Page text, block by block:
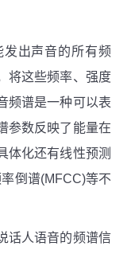
出声音的所有频
将这些频率、强度
频谱是一种可以表
参数反映了能量在
体化还有线性预测
倒谱(MFCC)等不
人语音的频谱信